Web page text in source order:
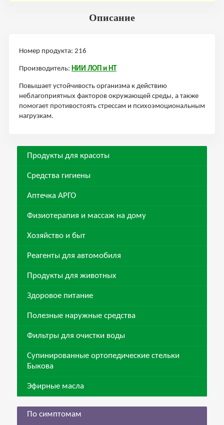
Описание
Номер продукта: 216
Производитель: НИИ ЛОП и НТ
Повышает устойчивость организма к действию
неблагоприятных факторов окружающей среды, а также
помогает противостоять стрессам и психоэмоциональным
нагрузкам.
Продукты для красоты
Средства гигиены
Аптечка АРГО
Физиотерапия и массаж на дому
Хозяйство и быт
Реагенты для автомобиля
Продукты для животных
Здоровое питание
Полезные наружные средства
Фильтры для очистки воды
Супинированные ортопедические стельки
Быкова
Эфирные масла
По симптомам